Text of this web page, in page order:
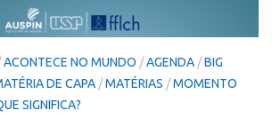
USP
Inter-USP
Preto
Carlos
ACONTECE NO MUNDO /AGENDA /BIG
DE CAPA /MATÉRIAS /MOMENTO
SIGNIFICA?